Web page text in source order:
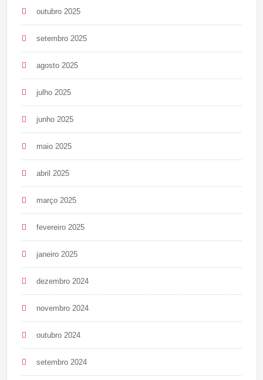
outubro 2025
setembro 2025
agosto 2025
julho 2025
junho 2025
maio 2025
abril 2025
março 2025
fevereiro 2025
janeiro 2025
dezembro 2024
novembro 2024
outubro 2024
setembro 2024